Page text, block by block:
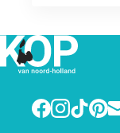
Europa
Schiff, die
weitere
Facebook
Instagram
TikTok